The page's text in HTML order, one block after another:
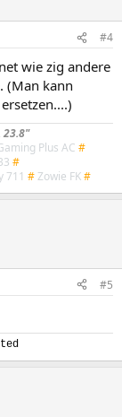
#4
wie zig andere
(Man kann
23.8"
Plus AC #
#
711 #Zowie FK#
#5